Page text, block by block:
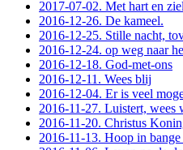
2017-07-02. Met hart en
2016-12-26. De kameel.
2016-12-25. Stille nacht,
2016-12-24. op weg naar
2016-12-18. God-met-ons
2016-12-11. Wees blij
2016-12-04. Er is veel
2016-11-27. Luistert, wees
2016-11-20. Christus
2016-11-13. Hoop in bange